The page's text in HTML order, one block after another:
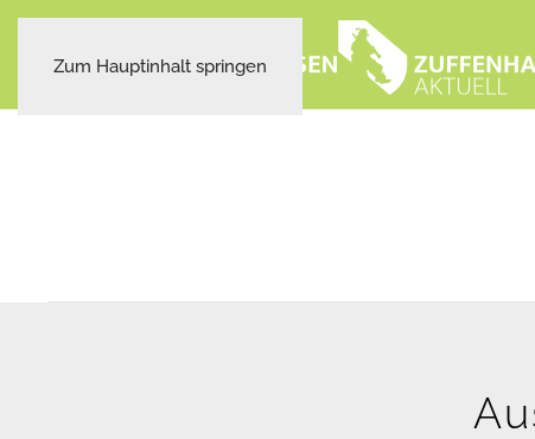
Zum Hauptinhalt springen